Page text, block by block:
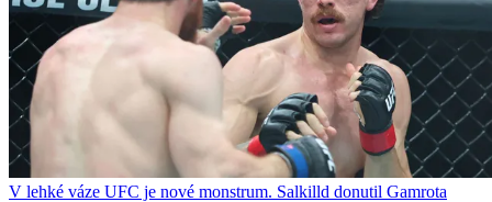
V lehké váze UFC je nové monstrum. Salkilld donutil Gamrota